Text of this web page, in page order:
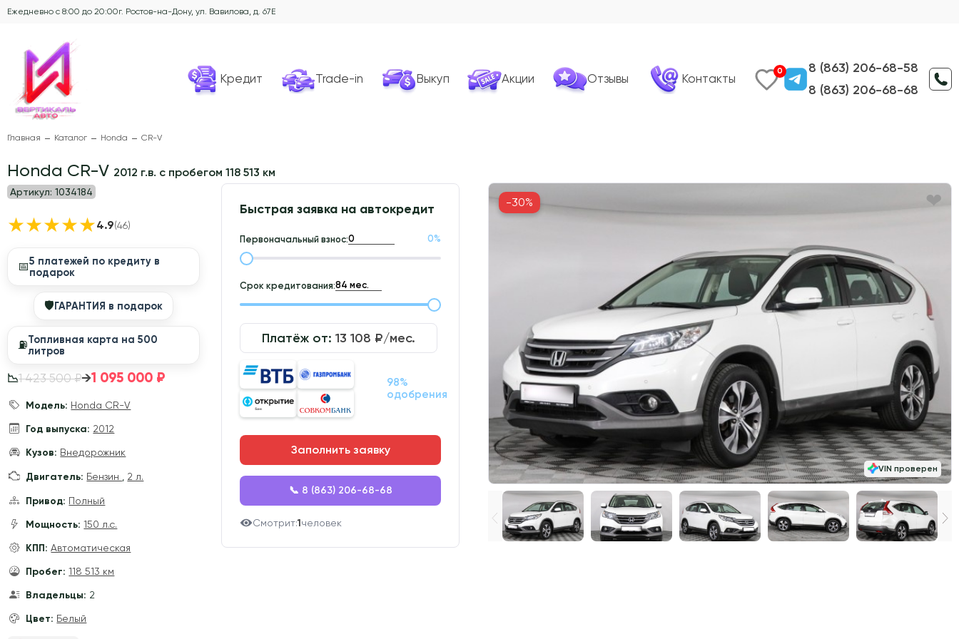
Ежедневно с 8:00 до 20:00г. Ростов-на-Дону, ул. Вавилова, д. 67Е
Кредит Trade-in Выкуп Акции Отзывы Контакты
0
8 (863) 206-68-58
8 (863) 206-68-68
Главная Каталог Honda CR-V
Honda CR-V 2012 г.в. с пробегом 118 513 км
Артикул: 1034184
★★★★★4.9(46)
📅5 платежей по кредиту в
подарок
🛡ГАРАНТИЯ в подарок
⛽️Топливная карта на 500
литров
📉1 423 500 ₽→1 095 000 ₽
Модель: Honda CR-V
Год выпуска: 2012
Кузов: Внедорожник
Двигатель: Бензин 2 л.
Привод: Полный
Мощность: 150 л.с.
КПП: Автоматическая
Пробег: 118 513 км
Владельцы: 2
Цвет: Белый
Быстрая заявка на автокредит
Первоначальный взнос: 0%
Срок кредитования:
Платёж от: 13 108 ₽/мес.
98%
одобрения
Заполнить заявку
📞 8 (863) 206-68-68
Смотрит:1человек
VIN проверен
-30%